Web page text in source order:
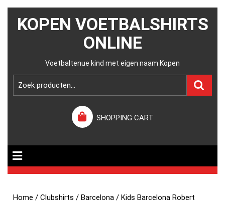
KOPEN VOETBALSHIRTS
ONLINE
Voetbaltenue kind met eigen naam Kopen
SHOPPING CART
Home /Clubshirts /Barcelona / Kids Barcelona Robert